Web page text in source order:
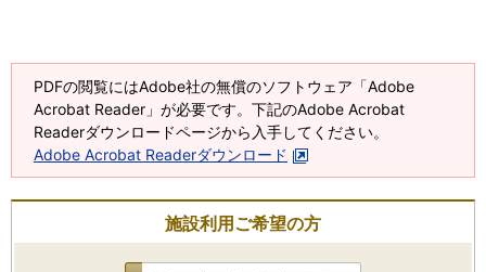
PDFの閲覧にはAdobe社の無償のソフトウェア「Adobe
Acrobat Reader」が必要です。下記のAdobe Acrobat
Readerダウンロードページから入手してください。
Adobe Acrobat Readerダウンロード
施設利用ご希望の方